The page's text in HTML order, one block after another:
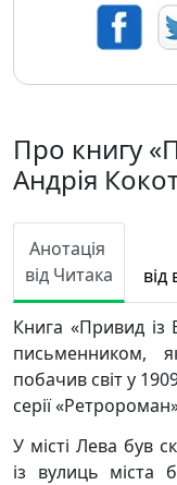
Про книгу
Андрія
Анотація
від Читака
Книга «Привид із
письменником,
побачив світ у
серії
У місті Лева був
із вулиць міста